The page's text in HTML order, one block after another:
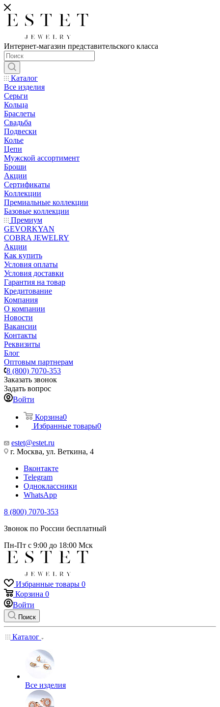
Интернет-магазин представительского класса
Каталог
Все изделия
Серьги
Кольца
Браслеты
Свадьба
Подвески
Колье
Цепи
Мужской ассортимент
Броши
Акции
Сертификаты
Коллекции
Премиальные коллекции
Базовые коллекции
Премиум
GEVORKYAN
COBRA JEWELRY
Акции
Как купить
Условия оплаты
Условия доставки
Гарантия на товар
Кредитование
Компания
О компании
Новости
Вакансии
Контакты
Реквизиты
Блог
Оптовым партнерам
8 (800) 7070-353
Заказать звонок
Задать вопрос
Войти
Корзина0
Избранные товары0
estet@estet.ru
г. Москва, ул. Веткина, 4
Вконтакте
Telegram
Одноклассники
WhatsApp
8 (800) 7070-353
Звонок по России бесплатный
Пн-Пт с 9:00 до 18:00 Мск
Избранные товары 0
Корзина 0
Войти
Поиск
Каталог
Все изделия